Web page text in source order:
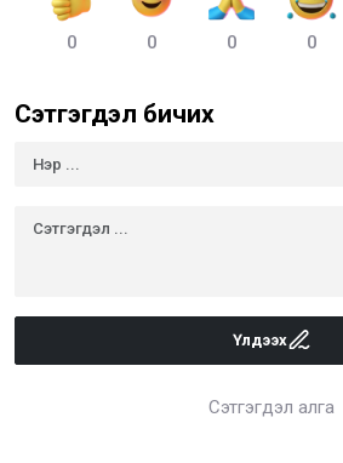
0 0 0 0
Сэтгэгдэл бичих
Үлдээх
Сэтгэгдэл алга